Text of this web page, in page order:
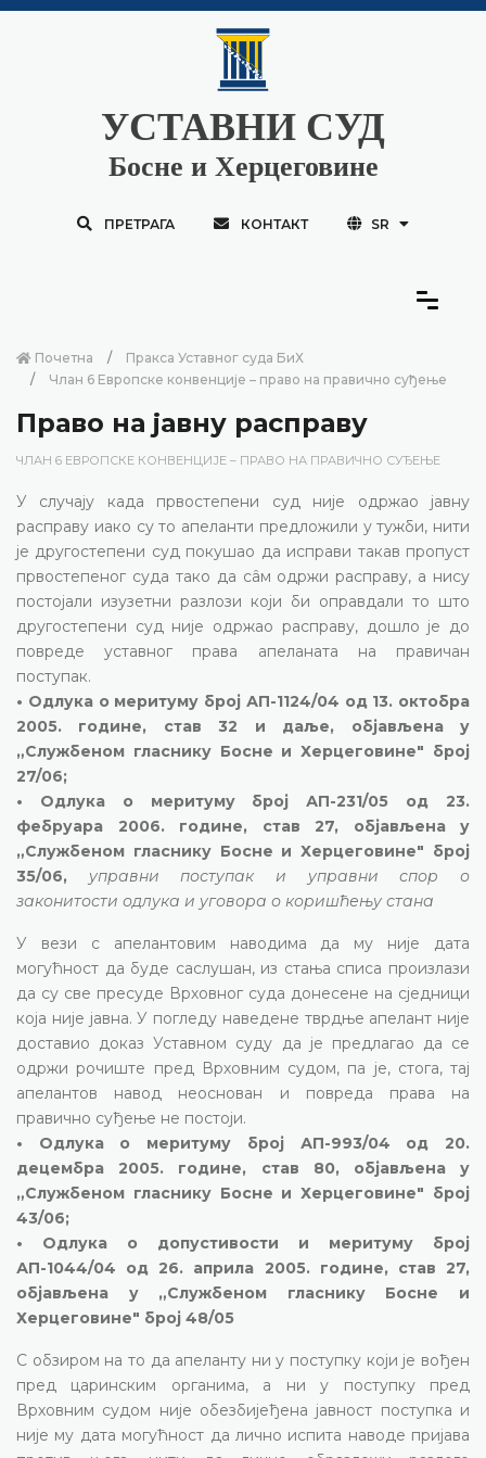
УСТАВНИ СУД
Босне и Херцеговине
ПРЕТРАГА КОНТАКТ SR
Почетна
Пракса Уставног суда БиХ
Члан 6 Европске конвенције – право на правично суђење
Право на јавну расправу
ЧЛАН 6 ЕВРОПСКЕ КОНВЕНЦИЈЕ – ПРАВО НА ПРАВИЧНО СУЂЕЊЕ
У случају када првостепени суд није одржао јавну
расправу иако су то апеланти предложили у тужби, нити
је другостепени суд покушао да исправи такав пропуст
првостепеног суда тако да сâм одржи расправу, а нису
постојали изузетни разлози који би оправдали то што
другостепени суд није одржао расправу, дошло је до
повреде уставног права апеланата на правичан
поступак.
• Одлука о меритуму број АП-1124/04 од 13. октобра
2005. године, став 32 и даље, објављена у
„Службеном гласнику Босне и Херцеговине" број
27/06;
• Одлука о меритуму број АП-231/05 од 23.
фебруара 2006. године, став 27, објављена у
„Службеном гласнику Босне и Херцеговине" број
35/06, управни поступак и управни спор о
законитости одлука и уговора о коришћењу стана
У вези с апелантовим наводима да му није дата
могућност да буде саслушан, из стања списа произлази
да су све пресуде Врховног суда донесене на сједници
која није јавна. У погледу наведене тврдње апелант није
доставио доказ Уставном суду да је предлагао да се
одржи рочиште пред Врховним судом, па је, стога, тај
апелантов навод неоснован и повреда права на
правично суђење не постоји.
• Одлука о меритуму број АП-993/04 од 20.
децембра 2005. године, став 80, објављена у
„Службеном гласнику Босне и Херцеговине" број
43/06;
• Одлука о допустивости и меритуму број
АП-1044/04 од 26. априла 2005. године, став 27,
објављена у „Службеном гласнику Босне и
Херцеговине" број 48/05
С обзиром на то да апеланту ни у поступку који је вођен
пред царинским органима, а ни у поступку пред
Врховним судом није обезбијеђена јавност поступка и
није му дата могућност да лично испита наводе пријава